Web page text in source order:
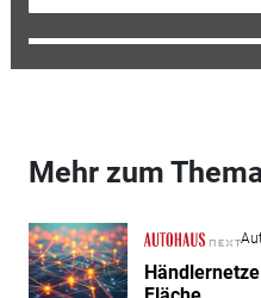
Mehr zum